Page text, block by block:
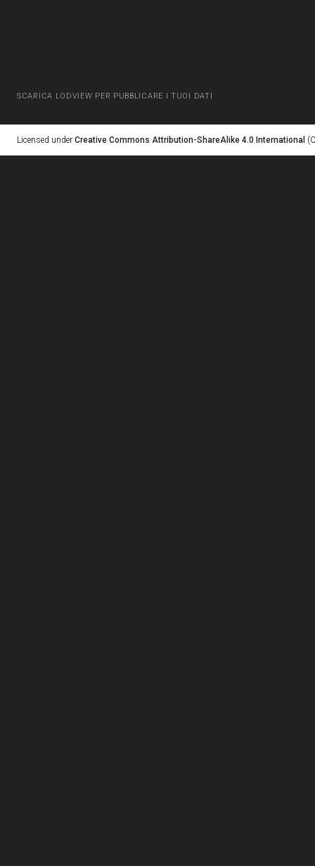
SCARICA LODVIEW PER PUBBLICARE I TUOI DATI
Licensed under Creative Commons Attribution-ShareAlike 4.0 International